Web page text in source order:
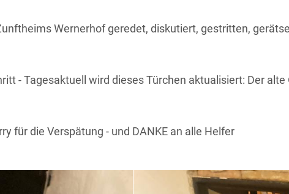
Wernerhof geredet, diskutiert, gestritten,
- Tagesaktuell wird dieses Türchen aktualisiert: Der
für die Verspätung - und DANKE an alle Helfer